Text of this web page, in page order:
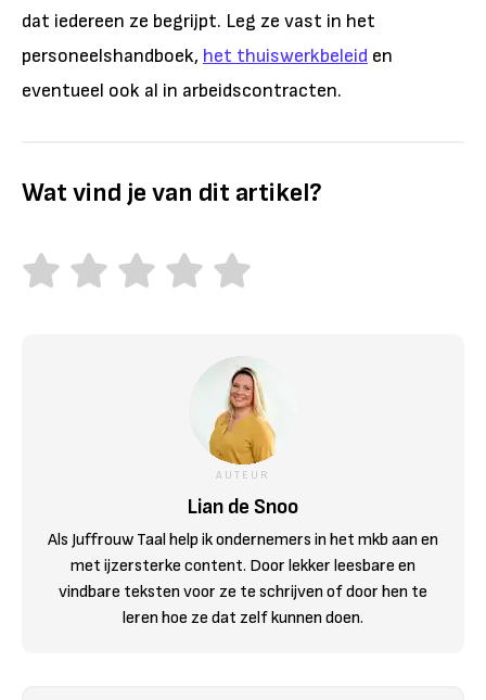
dat iedereen ze begrijpt. Leg ze vast in het
personeelshandboek, het thuiswerkbeleid en
eventueel ook al in arbeidscontracten.
Wat vind je van dit artikel?
AUTEUR
Lian de Snoo
Als Juffrouw Taal help ik ondernemers in het mkb aan en
met ijzersterke content. Door lekker leesbare en
vindbare teksten voor ze te schrijven of door hen te
leren hoe ze dat zelf kunnen doen.